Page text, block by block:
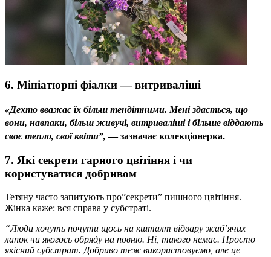
6. Мініатюрні фіалки — витриваліші
«Дехто вважає їх більш тендітними. Мені здається, що
вони, навпаки, більш живучі, витриваліші і більше віддають
своє тепло, свої квіти”, ​​— зазначає колекціонерка.
7. Які секрети гарного цвітіння і чи
користуватися добривом
Тетяну часто запитують про”секрети” пишного цвітіння.
Жінка каже: вся справа у субстраті.
“Люди хочуть почути щось на кшталт відвару жаб’ячих
лапок чи якогось обряду на повню. Ні, такого немає. Просто
якісний субстрат. Добриво теж використовуємо, але це